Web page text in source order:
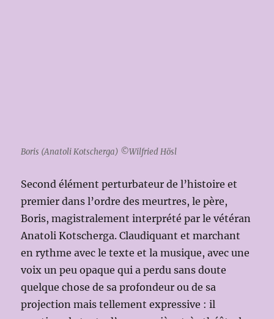
Boris (Anatoli Kotscherga) ©Wilfried Hösl
Second élément perturbateur de l’histoire et
premier dans l’ordre des meurtres, le père,
Boris, magistralement interprété par le vétéran
Anatoli Kotscherga. Claudiquant et marchant
en rythme avec le texte et la musique, avec une
voix un peu opaque qui a perdu sans doute
quelque chose de sa profondeur ou de sa
projection mais tellement expressive : il